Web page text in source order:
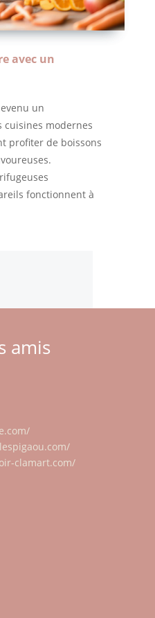
avec un
un
cuisines modernes
profiter de boissons
fonctionnent à
amis
clamart.com/